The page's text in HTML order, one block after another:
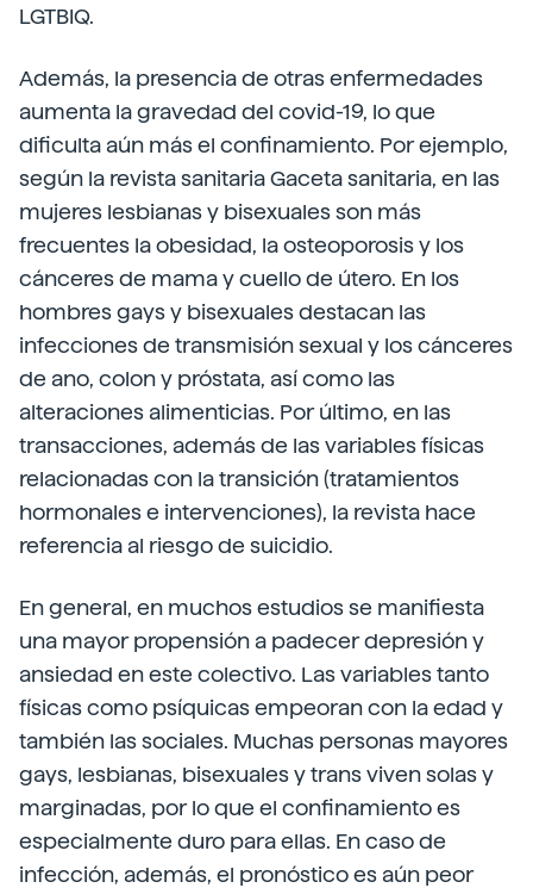
LGTBIQ.
Además, la presencia de otras enfermedades
aumenta la gravedad del covid-19, lo que
dificulta aún más el confinamiento. Por ejemplo,
según la revista sanitaria Gaceta sanitaria, en las
mujeres lesbianas y bisexuales son más
frecuentes la obesidad, la osteoporosis y los
cánceres de mama y cuello de útero. En los
hombres gays y bisexuales destacan las
infecciones de transmisión sexual y los cánceres
de ano, colon y próstata, así como las
alteraciones alimenticias. Por último, en las
transacciones, además de las variables físicas
relacionadas con la transición (tratamientos
hormonales e intervenciones), la revista hace
referencia al riesgo de suicidio.
En general, en muchos estudios se manifiesta
una mayor propensión a padecer depresión y
ansiedad en este colectivo. Las variables tanto
físicas como psíquicas empeoran con la edad y
también las sociales. Muchas personas mayores
gays, lesbianas, bisexuales y trans viven solas y
marginadas, por lo que el confinamiento es
especialmente duro para ellas. En caso de
infección, además, el pronóstico es aún peor